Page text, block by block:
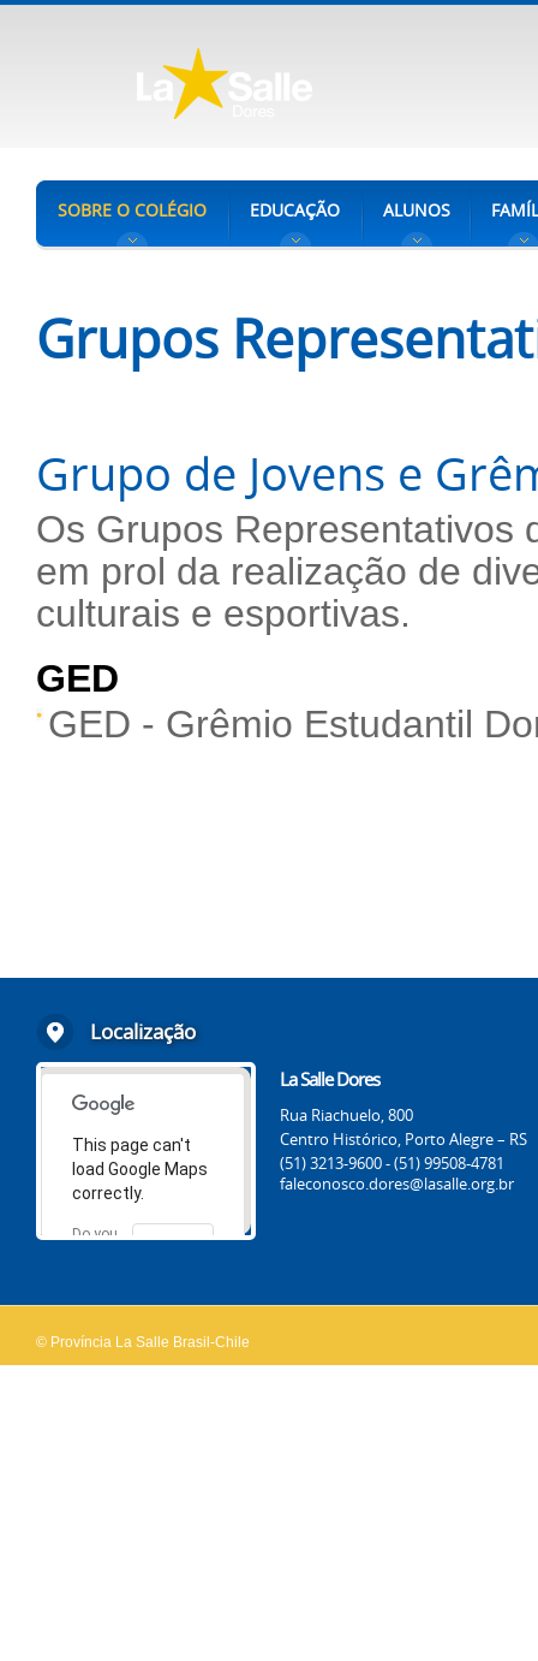
SOBRE O COLÉGIO EDUCAÇÃO ALUNOS
Grupos
Grupo de Jovens e
Os Grupos Representativos
em prol da realização de
culturais e esportivas.
GED
GED - Grêmio Estudantil
Localização
This page can't
load Google Maps
correctly.
Do you
OK
La Salle Dores
Rua Riachuelo, 800
Centro Histórico, Porto Alegre – RS
(51) 3213-9600 - (51) 99508-4781
faleconosco.dores@lasalle.org.br
© Província La Salle Brasil-Chile